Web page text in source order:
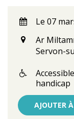
Le 07
Ar
Servon-
handicap
AJOUTER